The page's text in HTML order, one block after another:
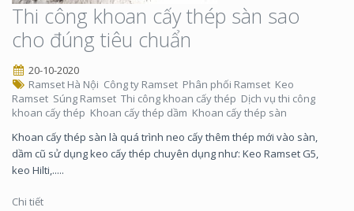
Thi công khoan cấy thép sàn sao
cho đúng tiêu chuẩn
20-10-2020
Ramset Hà Nội Công ty Ramset Phân phối Ramset Keo
Ramset Súng Ramset Thi công khoan cấy thép Dịch vụ thi công
khoan cấy thép Khoan cấy thép dầm Khoan cấy thép sàn
Khoan cấy thép sàn là quá trình neo cấy thêm thép mới vào sàn,
dầm cũ sử dụng keo cấy thép chuyên dụng như: Keo Ramset G5,
keo Hilti,.....
Chi tiết